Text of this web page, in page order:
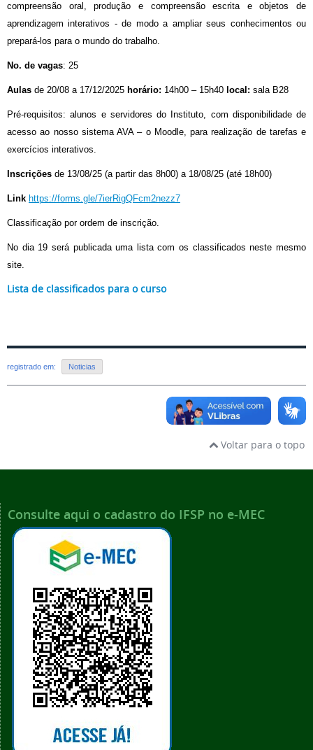
compreensão oral, produção e compreensão escrita e objetos de
aprendizagem interativos - de modo a ampliar seus conhecimentos ou
prepará-los para o mundo do trabalho.
No. de vagas: 25
Aulas de 20/08 a 17/12/2025 horário: 14h00 – 15h40 local: sala B28
Pré-requisitos: alunos e servidores do Instituto, com disponibilidade de
acesso ao nosso sistema AVA – o Moodle, para realização de tarefas e
exercícios interativos.
Inscrições de 13/08/25 (a partir das 8h00) a 18/08/25 (até 18h00)
Link https://forms.gle/7ierRigQFcm2nezz7
Classificação por ordem de inscrição.
No dia 19 será publicada uma lista com os classificados neste mesmo
site.
Lista de classificados para o curso
registrado em: Noticias
Voltar para o topo
Consulte aqui o cadastro do IFSP no e-MEC